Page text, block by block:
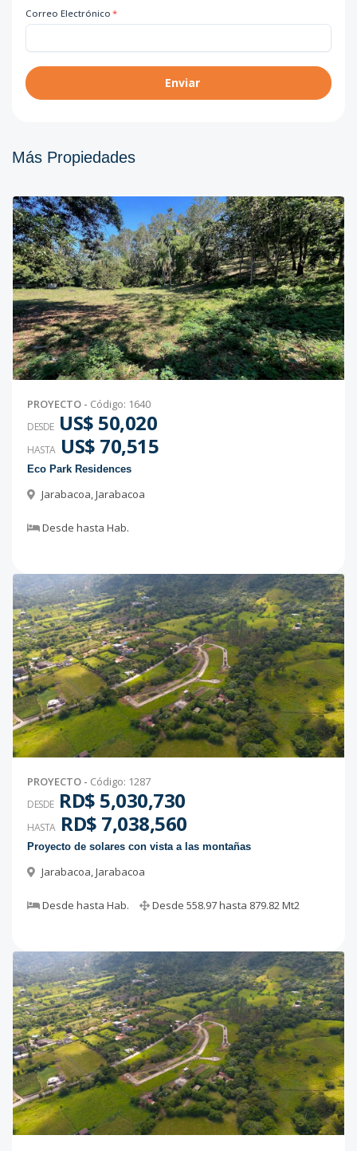
Correo Electrónico *
Enviar
Más Propiedades
PROYECTO - Código: 1640
DESDE US$ 50,020
HASTA US$ 70,515
Eco Park Residences
Jarabacoa,Jarabacoa
Desde hasta Hab.
PROYECTO - Código: 1287
DESDE RD$ 5,030,730
HASTA RD$ 7,038,560
Proyecto de solares con vista a las montañas
Jarabacoa,Jarabacoa
Desde hasta Hab. Desde 558.97hasta 879.82Mt2